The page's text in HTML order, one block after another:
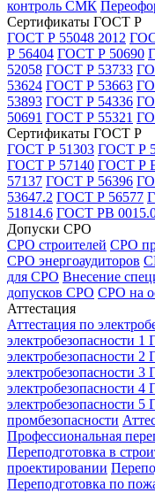
контроль СМК
Сертификаты ГОСТ Р
ГОСТ Р 55048 2012
Р 56404 ГОСТ Р 50690
52058 ГОСТ Р 53733
53624 ГОСТ Р 53663
53893 ГОСТ Р 54336
50691 ГОСТ Р 55321
Сертификаты ГОСТ Р
ГОСТ Р 51303 ГОСТ Р
ГОСТ Р 57140 ГОСТ Р
57137 ГОСТ Р 56396
53647.2 ГОСТ Р 56577
51814.6 ГОСТ РВ
Допуски СРО
СРО строителей СРО
СРО энергоаудиторов
для СРО Внесение
допусков СРО СРО на
Аттестация
Аттестация по
электробезопасности
электробезопасности
электробезопасности
электробезопасности
электробезопасности
промбезопасности
Профессиональная
Переподготовка в
проектировании
Переподготовка по